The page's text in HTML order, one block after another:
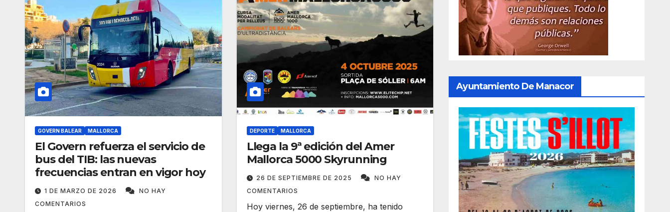
GOVERN BALEAR MALLORCA
El Govern refuerza el servicio de
bus del TIB: las nuevas
frecuencias entran en vigor hoy
1 DE MARZO DE 2026
NO HAY
COMENTARIOS
DEPORTE MALLORCA
Llega la 9ª edición del Amer
Mallorca 5000 Skyrunning
26 DE SEPTIEMBRE DE 2025
NO HAY
COMENTARIOS
Hoy viernes, 26 de septiembre, ha tenido
Ayuntamiento De Manacor